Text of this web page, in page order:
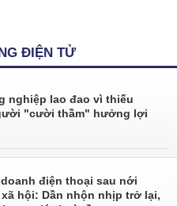
ĐIỆN TỬ
nghiệp lao đao vì thiếu
"cười thầm" hưởng lợi
điện thoại sau nới
hội: Dần nhộn nhịp trở lại,